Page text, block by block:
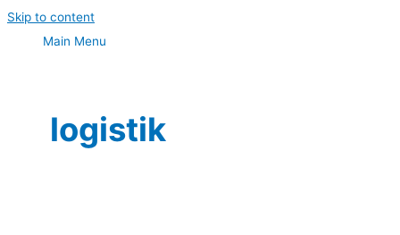
Skip to content
Main Menu
logistik